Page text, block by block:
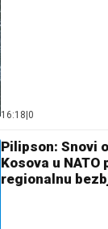
16:18|0
Pilipson: Snovi
Kosova u
regionalnu